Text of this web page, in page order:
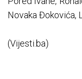
Novaka Đokovića,
(Vijesti.ba)